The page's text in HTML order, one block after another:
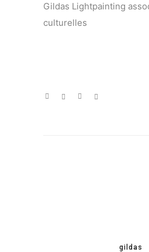
Gildas Lightpainting
culturelles
gildas